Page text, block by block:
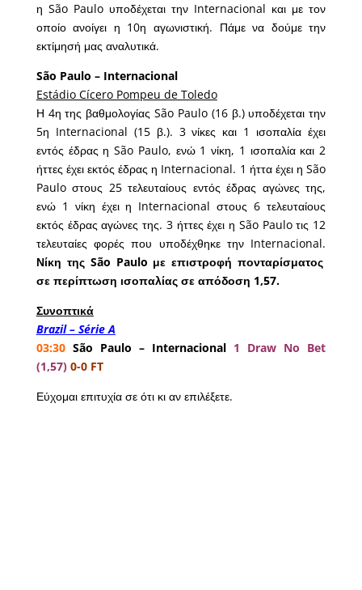
η São Paulo υποδέχεται την Internacional και με τον
οποίο ανοίγει η 10η αγωνιστική. Πάμε να δούμε την
εκτίμησή μας αναλυτικά.
São Paulo – Internacional
Estádio Cícero Pompeu de Toledo
Η 4η της βαθμολογίας São Paulo (16 β.) υποδέχεται την
5η Internacional (15 β.). 3 νίκες και 1 ισοπαλία έχει
εντός έδρας η São Paulo, ενώ 1 νίκη, 1 ισοπαλία και 2
ήττες έχει εκτός έδρας η Internacional. 1 ήττα έχει η São
Paulo στους 25 τελευταίους εντός έδρας αγώνες της,
ενώ 1 νίκη έχει η Internacional στους 6 τελευταίους
εκτός έδρας αγώνες της. 3 ήττες έχει η São Paulo τις 12
τελευταίες φορές που υποδέχθηκε την Internacional.
Νίκη της São Paulo με επιστροφή πονταρίσματος
σε περίπτωση ισοπαλίας σε απόδοση 1,57.
Συνοπτικά
Brazil – Série A
03:30São Paulo – Internacional 1 Draw No Bet
(1,57)0-0 FT
Εύχομαι επιτυχία σε ότι κι αν επιλέξετε.